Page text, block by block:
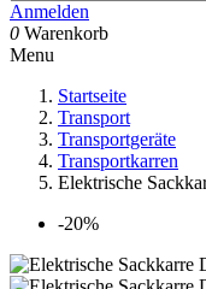
Anmelden
0 Warenkorb
Menu
Startseite
Transport
Transportgeräte
Transportkarren
Elektrische
-20%